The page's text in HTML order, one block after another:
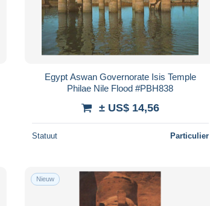
Egypt Aswan Governorate Isis Temple
Philae Nile Flood #PBH838
± US$ 14,56
Statuut Particulier
Nieuw